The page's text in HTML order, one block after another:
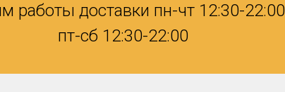
работы доставки пн-чт 12:30-22:00
пт-сб 12:30-22:00